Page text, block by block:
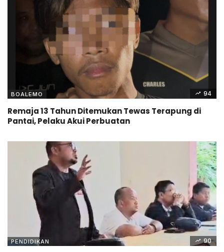
BOALEMO 94
Remaja 13 Tahun Ditemukan Tewas Terapung di
Pantai, Pelaku Akui Perbuatan
PENDIDIKAN 90